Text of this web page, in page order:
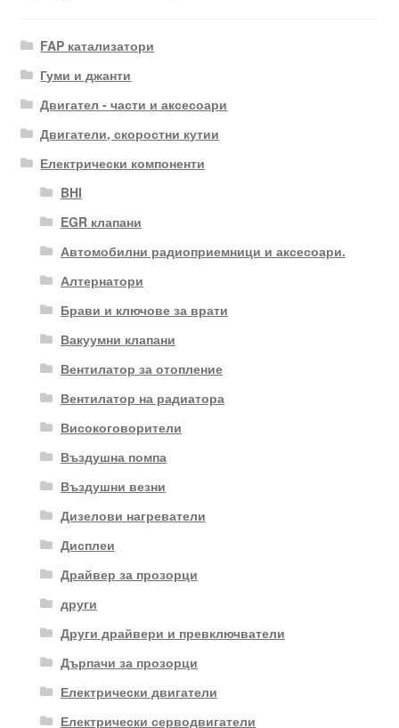
FAP катализатори
Гуми и джанти
Двигател - части и аксесоари
Двигатели, скоростни кутии
Електрически компоненти
BHI
EGR клапани
Автомобилни радиоприемници и аксесоари.
Алтернатори
Брави и ключове за врати
Вакуумни клапани
Вентилатор за отопление
Вентилатор на радиатора
Високоговорители
Въздушна помпа
Въздушни везни
Дизелови нагреватели
Дисплеи
Драйвер за прозорци
други
Други драйвери и превключватели
Дърпачи за прозорци
Електрически двигатели
Електрически серводвигатели